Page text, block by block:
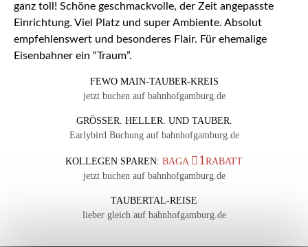
ganz toll! Schöne geschmackvolle, der Zeit angepasste
Einrichtung. Viel Platz und super Ambiente. Absolut
empfehlenswert und besonderes Flair. Für ehemalige
Eisenbahner ein “Traum”.
FEWO MAIN-TAUBER-KREIS
jetzt buchen auf bahnhofgamburg.de
GRÖSSER. HELLER. UND TAUBER.
Earlybird Buchung auf bahnhofgamburg.de
KOLLEGEN SPAREN:BAGA 1 RABATT
jetzt buchen auf bahnhofgamburg.de
TAUBERTAL-REISE
lieber gleich auf bahnhofgamburg.de